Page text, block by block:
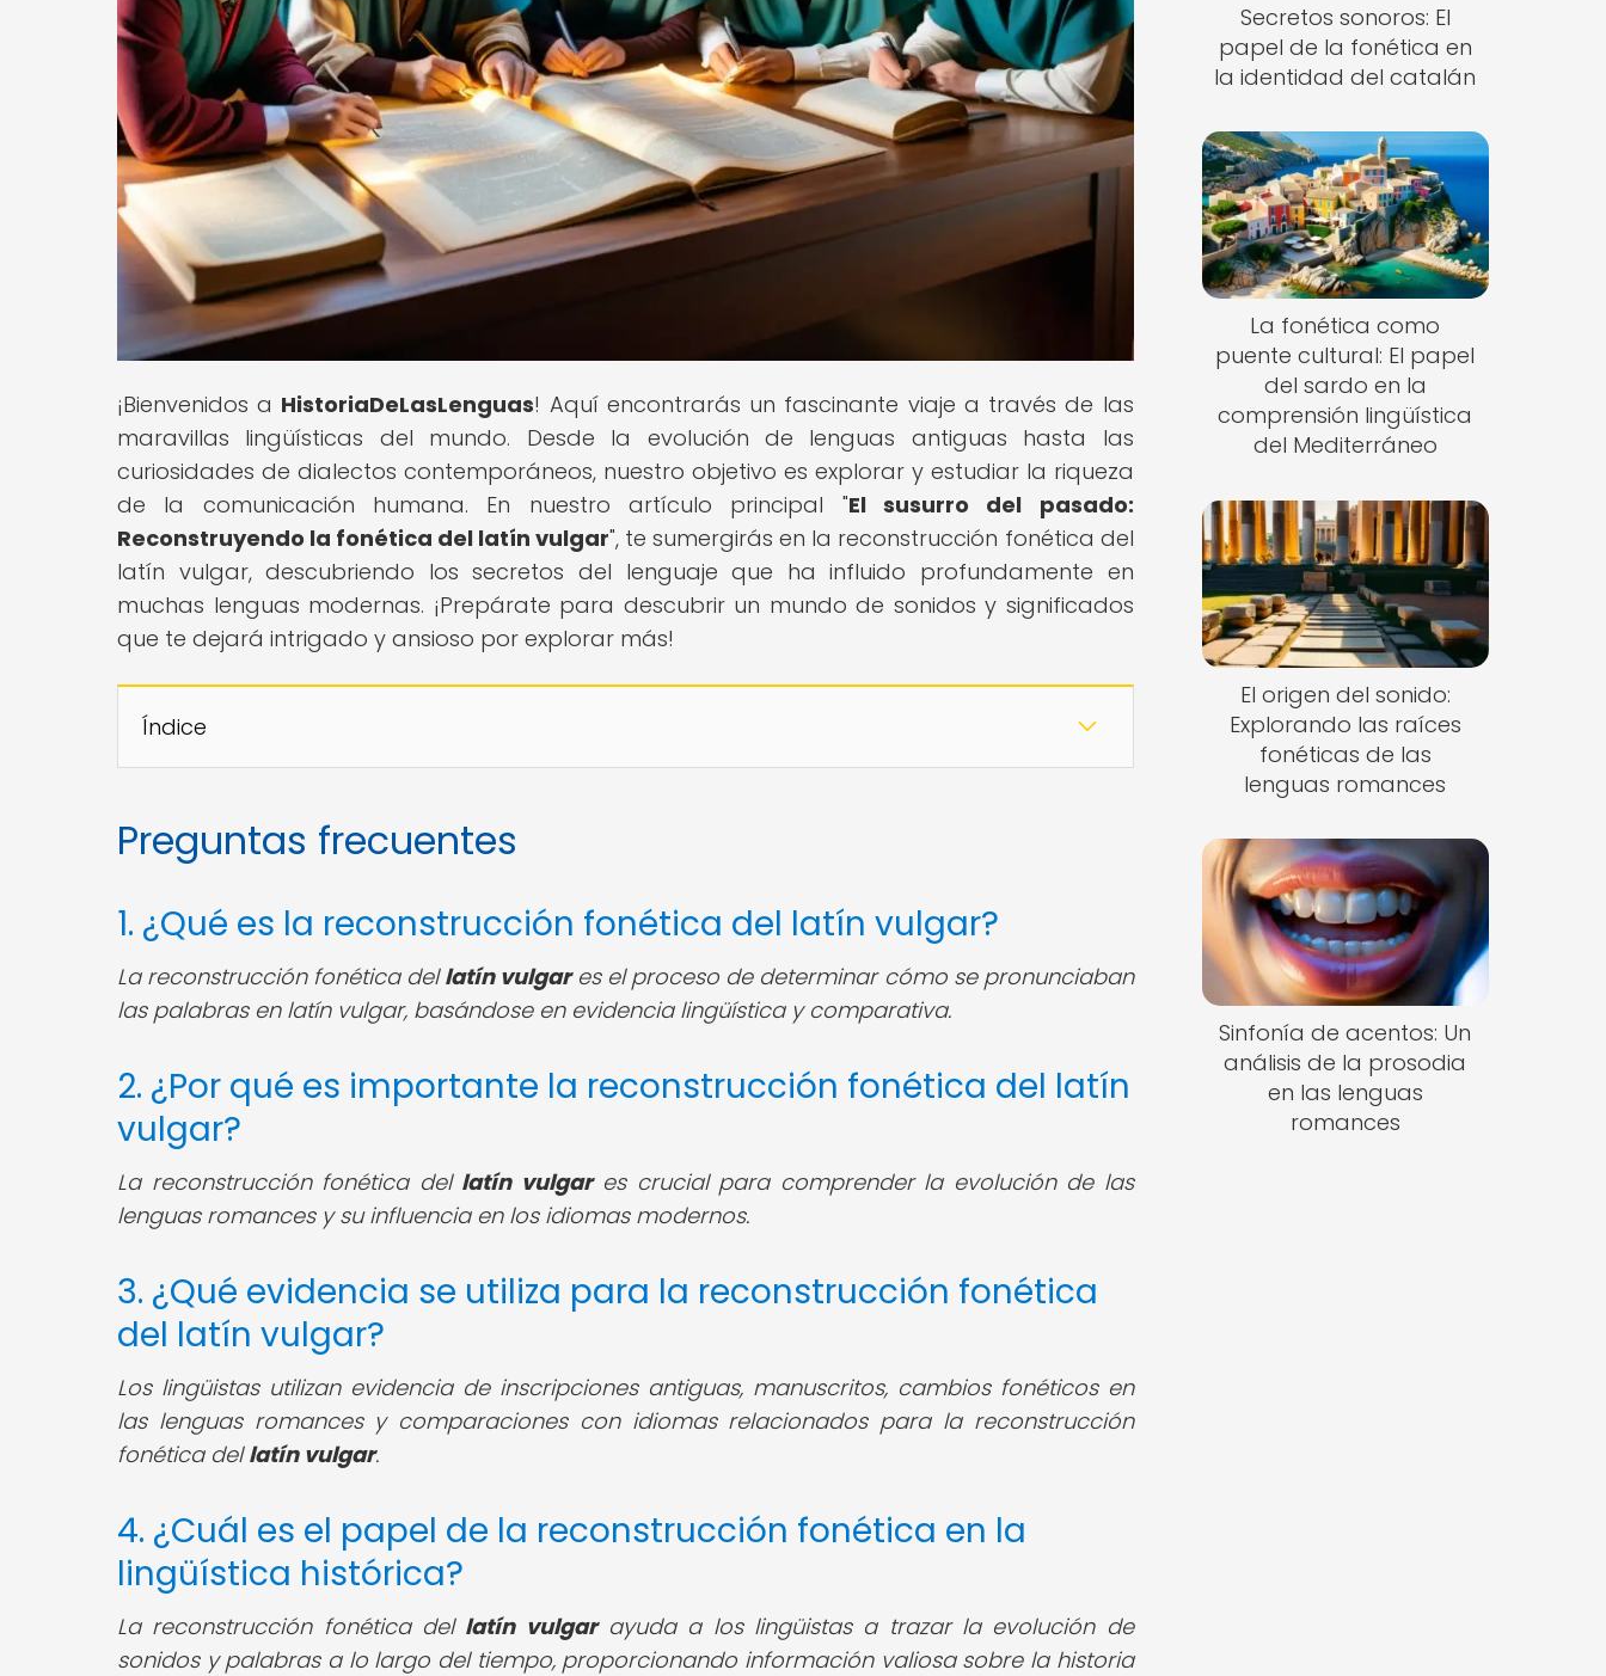
¡Bienvenidos a HistoriaDeLasLenguas! Aquí encontrarás un fascinante viaje a través de las
maravillas lingüísticas del mundo. Desde la evolución de lenguas antiguas hasta las
curiosidades de dialectos contemporáneos, nuestro objetivo es explorar y estudiar la riqueza
de la comunicación humana. En nuestro artículo principal "El susurro del pasado:
Reconstruyendo la fonética del latín vulgar", te sumergirás en la reconstrucción fonética del
latín vulgar, descubriendo los secretos del lenguaje que ha influido profundamente en
muchas lenguas modernas. ¡Prepárate para descubrir un mundo de sonidos y significados
que te dejará intrigado y ansioso por explorar más!
Índice
Preguntas frecuentes
1. ¿Qué es la reconstrucción fonética del latín vulgar?
La reconstrucción fonética dellatín vulgares el proceso de determinar cómo se pronunciaban
las palabras en latín vulgar, basándose en evidencia lingüística y comparativa.
2. ¿Por qué es importante la reconstrucción fonética del latín
vulgar?
La reconstrucción fonética del latín vulgares crucial para comprender la evolución de las
lenguas romances y su influencia en los idiomas modernos.
3. ¿Qué evidencia se utiliza para la reconstrucción fonética
del latín vulgar?
Los lingüistas utilizan evidencia de inscripciones antiguas, manuscritos, cambios fonéticos en
las lenguas romances y comparaciones con idiomas relacionados para la reconstrucción
fonética dellatín vulgar.
4. ¿Cuál es el papel de la reconstrucción fonética en la
lingüística histórica?
La reconstrucción fonética del latín vulgarayuda a los lingüistas a trazar la evolución de
sonidos y palabras a lo largo del tiempo, proporcionando información valiosa sobre la historia
Secretos sonoros: El
papel de la fonética en
la identidad del catalán
La fonética como
puente cultural: El papel
del sardo en la
comprensión lingüística
del Mediterráneo
El origen del sonido:
Explorando las raíces
fonéticas de las
lenguas romances
Sinfonía de acentos: Un
análisis de la prosodia
en las lenguas
romances